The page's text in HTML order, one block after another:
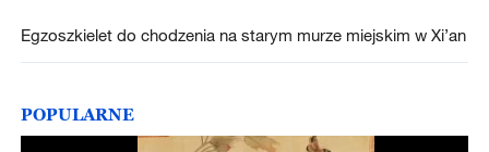
Egzoszkielet do chodzenia na starym murze miejskim w Xi’an
POPULARNE